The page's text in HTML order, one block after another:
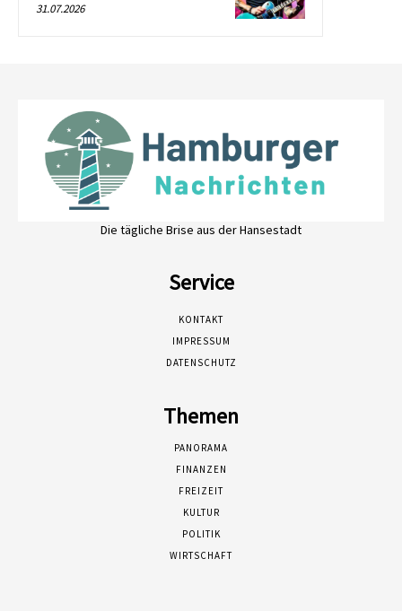
31.07.2026
Die tägliche Brise aus der Hansestadt
Service
KONTAKT
IMPRESSUM
DATENSCHUTZ
Themen
PANORAMA
FINANZEN
FREIZEIT
KULTUR
POLITIK
WIRTSCHAFT